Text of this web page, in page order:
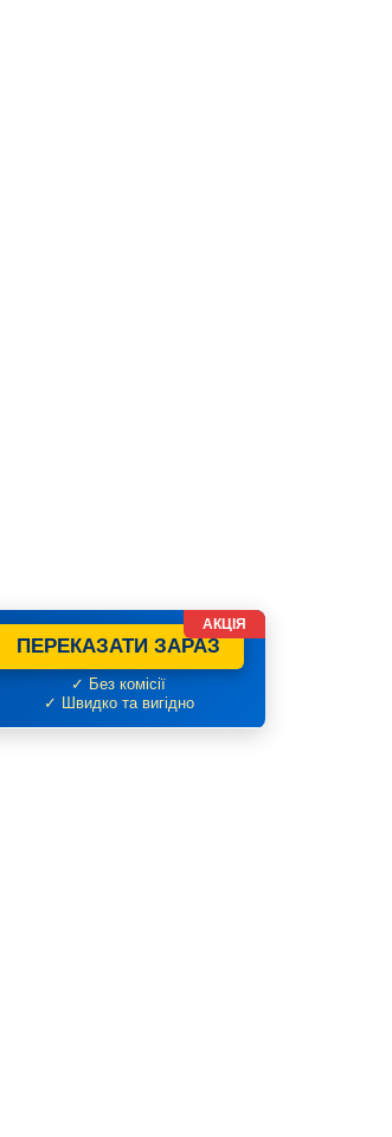
ПЕРЕКАЗАТИ ЗАРАЗ
✓ Без комісії
✓ Швидко та вигідно
АКЦІЯ